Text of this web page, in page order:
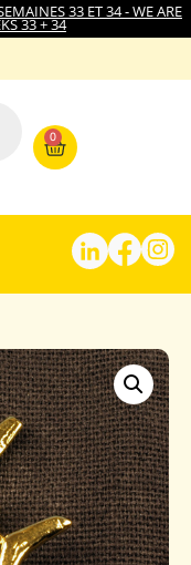
33 ET 34 - WE ARE
33 + 34
0